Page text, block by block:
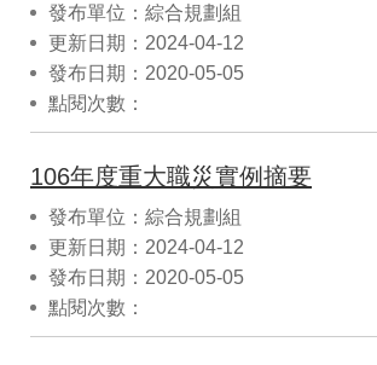
發布單位：綜合規劃組
更新日期：2024-04-12
發布日期：2020-05-05
點閱次數：
106年度重大職災實例摘要
發布單位：綜合規劃組
更新日期：2024-04-12
發布日期：2020-05-05
點閱次數：